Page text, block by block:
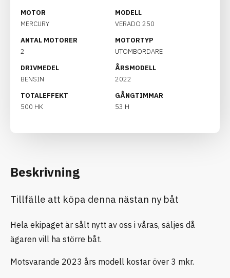
MOTOR
MERCURY
MODELL
VERADO 250
ANTAL MOTORER
2
MOTORTYP
UTOMBORDARE
DRIVMEDEL
BENSIN
ÅRSMODELL
2022
TOTALEFFEKT
500 HK
GÅNGTIMMAR
53 H
Beskrivning
Tillfälle att köpa denna nästan ny båt
Hela ekipaget är sålt nytt av oss i våras, säljes då
ägaren vill ha större båt.
Motsvarande 2023 års modell kostar över 3 mkr.